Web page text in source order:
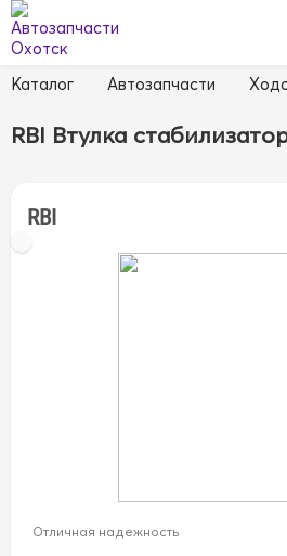
Каталог Автозапчасти
RBI Втулка
RBI
Отличная надежность